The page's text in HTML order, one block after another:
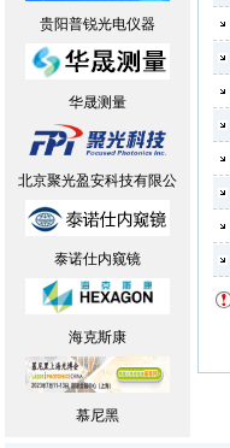
贵阳普锐光电仪器
华晟测量
北京聚光盈安科技有限公
泰诺仕内窥镜
海克斯康
慕尼黑